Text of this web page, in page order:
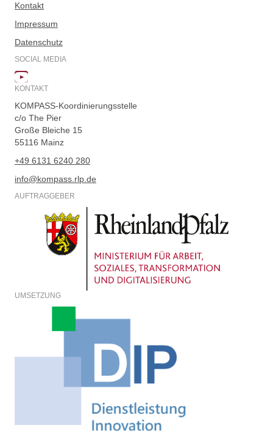
Kontakt
Impressum
Datenschutz
SOCIAL MEDIA
KONTAKT
KOMPASS-Koordinierungsstelle
c/o The Pier
Große Bleiche 15
55116 Mainz
+49 6131 6240 280
info@kompass.rlp.de
AUFTRAGGEBER
UMSETZUNG